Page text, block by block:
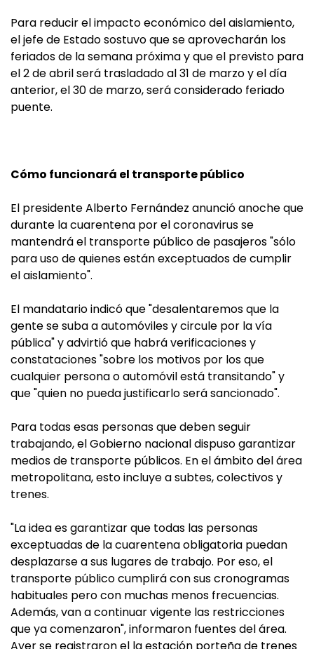
Para reducir el impacto económico del aislamiento,
el jefe de Estado sostuvo que se aprovecharán los
feriados de la semana próxima y que el previsto para
el 2 de abril será trasladado al 31 de marzo y el día
anterior, el 30 de marzo, será considerado feriado
puente.
Cómo funcionará el transporte público
El presidente Alberto Fernández anunció anoche que
durante la cuarentena por el coronavirus se
mantendrá el transporte público de pasajeros "sólo
para uso de quienes están exceptuados de cumplir
el aislamiento".
El mandatario indicó que "desalentaremos que la
gente se suba a automóviles y circule por la vía
pública" y advirtió que habrá verificaciones y
constataciones "sobre los motivos por los que
cualquier persona o automóvil está transitando" y
que "quien no pueda justificarlo será sancionado".
Para todas esas personas que deben seguir
trabajando, el Gobierno nacional dispuso garantizar
medios de transporte públicos. En el ámbito del área
metropolitana, esto incluye a subtes, colectivos y
trenes.
"La idea es garantizar que todas las personas
exceptuadas de la cuarentena obligatoria puedan
desplazarse a sus lugares de trabajo. Por eso, el
transporte público cumplirá con sus cronogramas
habituales pero con muchas menos frecuencias.
Además, van a continuar vigente las restricciones
que ya comenzaron", informaron fuentes del área.